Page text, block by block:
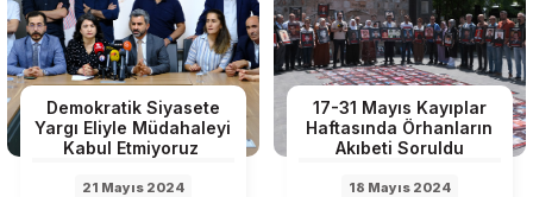
Demokratik Siyasete
Yargı Eliyle Müdahaleyi
Kabul Etmiyoruz
21 Mayıs 2024
17-31 Mayıs Kayıplar
Haftasında Örhanların
Akıbeti Soruldu
18 Mayıs 2024